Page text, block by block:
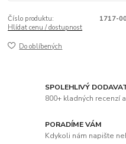
Číslo produktu:
1717-
Hlídat cenu / dostupnost
Do oblíbených
SPOLEHLIVÝ
800+ kladných recenzí
PORADÍME VÁM
Kdykoli nám napište